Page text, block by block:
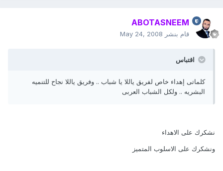
ABOTASNEEM
قام بنشر May 24, 2008
اقتباس
كلماتى إهداء خاص لفريق ياللا يا شباب .. وفريق ياللا نجاح للتنميه
البشريه .. ولكل الشباب العربى
نشكرك على الاهداء
ونشكرك على الاسلوب المتميز